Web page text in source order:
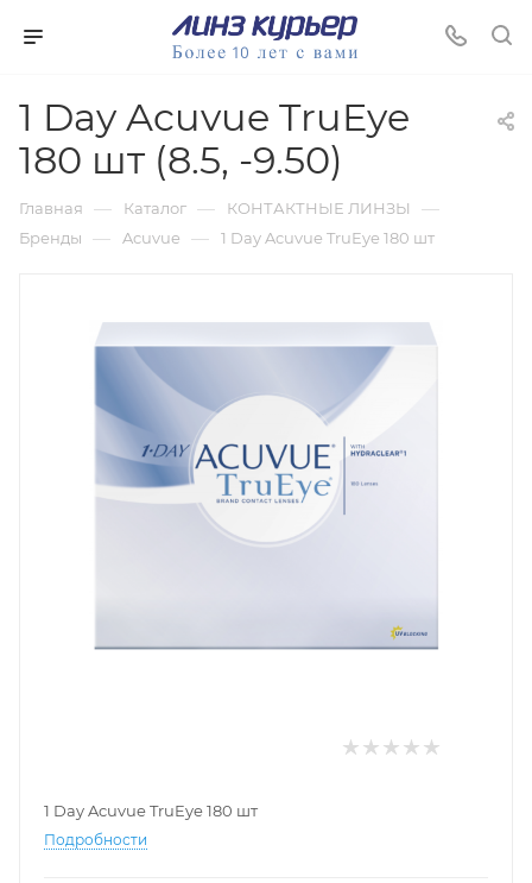
1 Day Acuvue TruEye
180 шт (8.5, -9.50)
Главная — Каталог — КОНТАКТНЫЕ ЛИНЗЫ —
Бренды — Acuvue — 1 Day Acuvue TruEye 180 шт
1 Day Acuvue TruEye 180 шт
Подробности